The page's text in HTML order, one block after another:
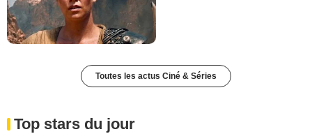
Toutes les actus Ciné & Séries
Top stars du jour